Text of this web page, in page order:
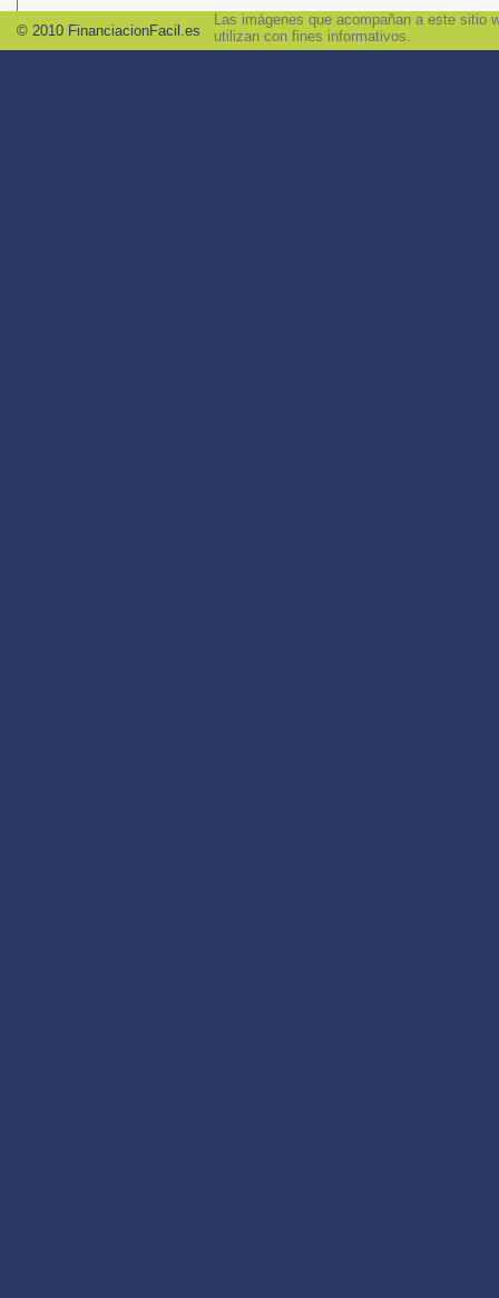
© 2010 FinanciacionFacil.es
Las imágenes que acompañan a este sitio
utilizan con fines informativos.